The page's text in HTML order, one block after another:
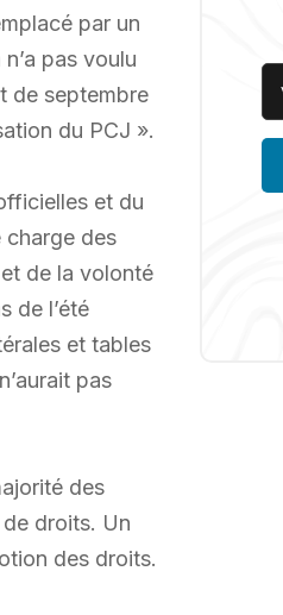
par un
pas voulu
de septembre
du PCJ ».
et du
charge des
de la volonté
de l’été
et tables
pas
des
droits. Un
des droits.